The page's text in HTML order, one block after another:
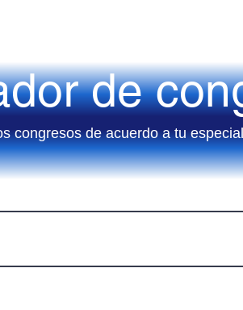
de
congresos de acuerdo a tu